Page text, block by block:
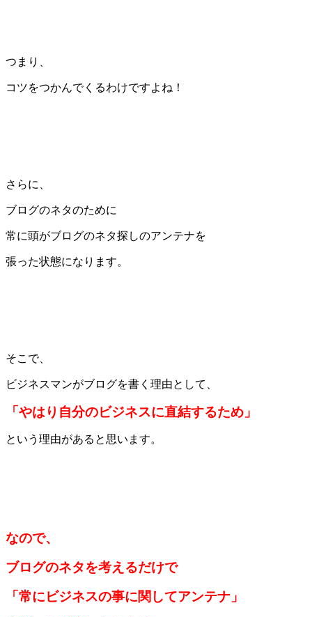
つまり、
コツをつかんでくるわけですよね！
さらに、
ブログのネタのために
常に頭がブログのネタ探しのアンテナを
張った状態になります。
そこで、
ビジネスマンがブログを書く理由として、
「やはり自分のビジネスに直結するため」
という理由があると思います。
なので、
ブログのネタを考えるだけで
「常にビジネスの事に関してアンテナ」